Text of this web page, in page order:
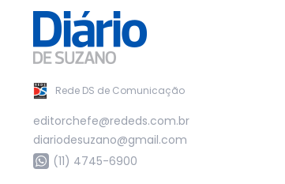
Rede DS de Comunicação
editorchefe@rededs.com.br
diariodesuzano@gmail.com
(11) 4745-6900